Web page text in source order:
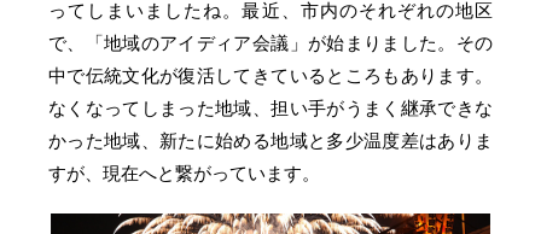
ってしまいましたね。最近、市内のそれぞれの地区
で、「地域のアイディア会議」が始まりました。その
中で伝統文化が復活してきているところもあります。
なくなってしまった地域、担い手がうまく継承できな
かった地域、新たに始める地域と多少温度差はありま
すが、現在へと繋がっています。